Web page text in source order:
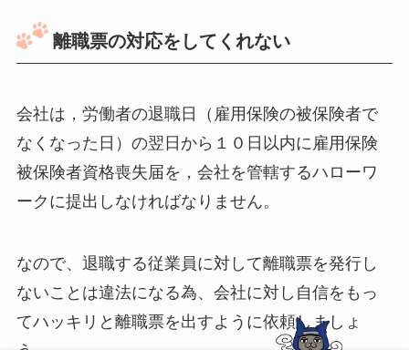
離職票の対応をしてくれない
会社は，労働者の退職日（雇用保険の被保険者で
なくなった日）の翌日から１０日以内に雇用保険
被保険者資格喪失届を，会社を管轄するハローワ
ークに提出しなければなりません。
なので、退職する従業員に対して離職票を発行し
ないことは違法になる為、会社に対し自信をもっ
てハッキリと離職票を出すように依頼しましょ